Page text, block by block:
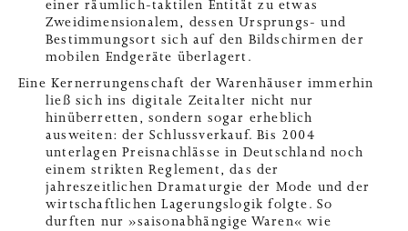
einer räumlich-taktilen Entität zu etwas
Zweidimensionalem, dessen Ursprungs- und
Bestimmungsort sich auf den Bildschirmen der
mobilen Endgeräte überlagert.
Eine Kernerrungenschaft der Warenhäuser immerhin
ließ sich ins digitale Zeitalter nicht nur
hinüberretten, sondern sogar erheblich
ausweiten: der Schlussverkauf. Bis 2004
unterlagen Preisnachlässe in Deutschland noch
einem strikten Reglement, das der
jahreszeitlichen Dramaturgie der Mode und der
wirtschaftlichen Lagerungslogik folgte. So
durften nur »saisonabhängige Waren« wie